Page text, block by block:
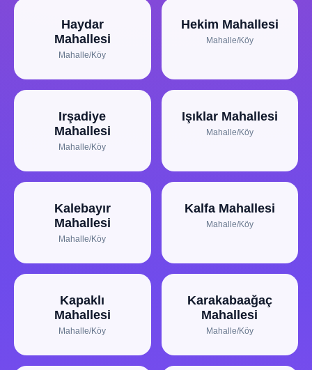
Haydar
Mahallesi
Mahalle/Köy
Hekim Mahallesi
Mahalle/Köy
Irşadiye
Mahallesi
Mahalle/Köy
Işıklar Mahallesi
Mahalle/Köy
Kalebayır
Mahallesi
Mahalle/Köy
Kalfa Mahallesi
Mahalle/Köy
Kapaklı
Mahallesi
Mahalle/Köy
Karakabaağaç
Mahallesi
Mahalle/Köy